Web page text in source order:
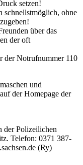
setzen!
schnellstmöglich, ohne
über das
der oft
der Notrufnummer 110
und
der Homepage der
der Polizeilichen
Telefon: 0371 387-
(Ry)